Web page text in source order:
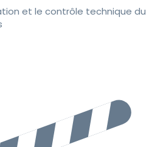
et le contrôle technique du